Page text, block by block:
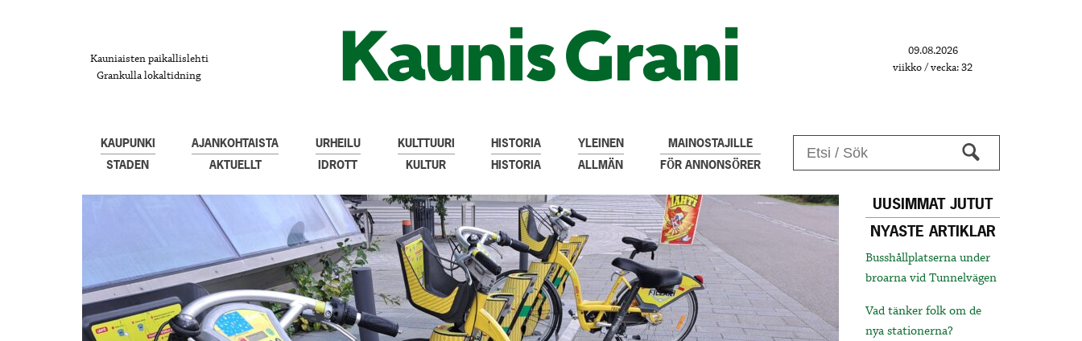
Kauniaisten paikallislehti
Grankulla lokaltidning
09.08.2026
viikko / vecka: 32
KAUPUNKI
STADEN
AJANKOHTAISTA
AKTUELLT
URHEILU
IDROTT
KULTTUURI
KULTUR
HISTORIA
HISTORIA
YLEINEN
ALLMÄN
MAINOSTAJILLE
FÖR ANNONSÖRER
UUSIMMAT JUTUT
NYASTE ARTIKLAR
Busshållplatserna under
broarna vid Tunnelvägen
Vad tänker folk om de
nya stationerna?